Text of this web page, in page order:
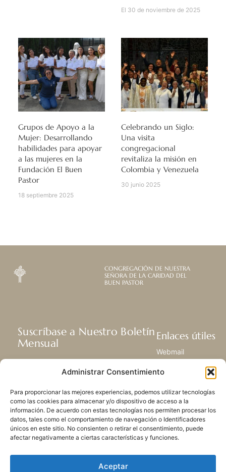
Administrar Consentimiento
Para proporcionar las mejores experiencias, podemos utilizar tecnologías
como las cookies para almacenar y/o dispositivo de acceso a la
información. De acuerdo con estas tecnologías nos permiten procesar los
datos, tales como el comportamiento de navegación o Identificadores
únicos en este sitio. No consienten o retirar el consentimiento, puede
afectar negativamente a ciertas características y funciones.
Aceptar
El 30 de noviembre de 2025
Grupos de Apoyo a la
Mujer: Desarrollando
habilidades para apoyar
a las mujeres en la
Fundación El Buen
Pastor
18 septiembre 2025
Celebrando un Siglo:
Una visita
congregacional
revitaliza la misión en
Colombia y Venezuela
30 junio 2025
CONGREGACIÓN DE NUESTRA
SEÑORA DE LA CARIDAD DEL
BUEN PASTOR
Suscríbase a Nuestro Boletín
Mensual
nuestra vida, la misión y ministerios de
SUSCRIBIRSE
Enlaces útiles
Webmail
Centro de Recursos
Mapa del sitio